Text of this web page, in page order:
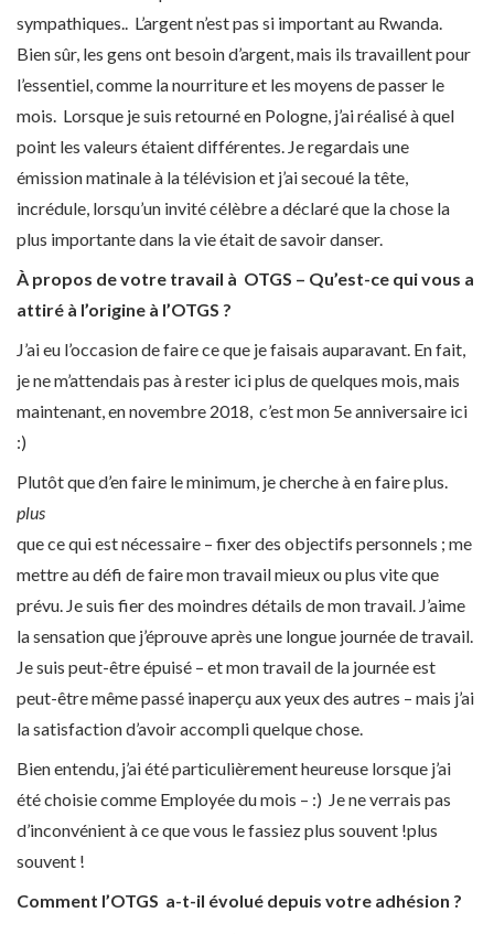
sympathiques.. L’argent n’est pas si important au Rwanda.
Bien sûr, les gens ont besoin d’argent, mais ils travaillent pour
l’essentiel, comme la nourriture et les moyens de passer le
mois. Lorsque je suis retourné en Pologne, j’ai réalisé à quel
point les valeurs étaient différentes. Je regardais une
émission matinale à la télévision et j’ai secoué la tête,
incrédule, lorsqu’un invité célèbre a déclaré que la chose la
plus importante dans la vie était de savoir danser.
À propos de votre travail à OTGS – Qu’est-ce qui vous a
attiré à l’origine à l’OTGS ?
J’ai eu l’occasion de faire ce que je faisais auparavant. En fait,
je ne m’attendais pas à rester ici plus de quelques mois, mais
maintenant, en novembre 2018, c’est mon 5eanniversaire ici
:)
Plutôt que d’en faire le minimum, je cherche à en faire plus.
plus
que ce qui est nécessaire – fixer des objectifs personnels ; me
mettre au défi de faire mon travail mieux ou plus vite que
prévu. Je suis fier des moindres détails de mon travail. J’aime
la sensation que j’éprouve après une longue journée de travail.
Je suis peut-être épuisé – et mon travail de la journée est
peut-être même passé inaperçu aux yeux des autres – mais j’ai
la satisfaction d’avoir accompli quelque chose.
Bien entendu, j’ai été particulièrement heureuse lorsque j’ai
été choisie comme Employée du mois – :) Je ne verrais pas
d’inconvénient à ce que vous le fassiez plus souvent !plus
souvent !
Comment l’OTGS a-t-il évolué depuis votre adhésion ?